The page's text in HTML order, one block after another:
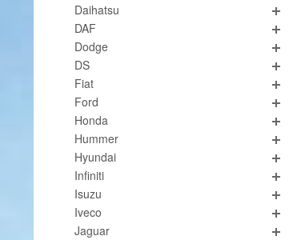
Daihatsu
DAF
Dodge
DS
Fiat
Ford
Honda
Hummer
Hyundai
Infiniti
Isuzu
Iveco
Jaguar